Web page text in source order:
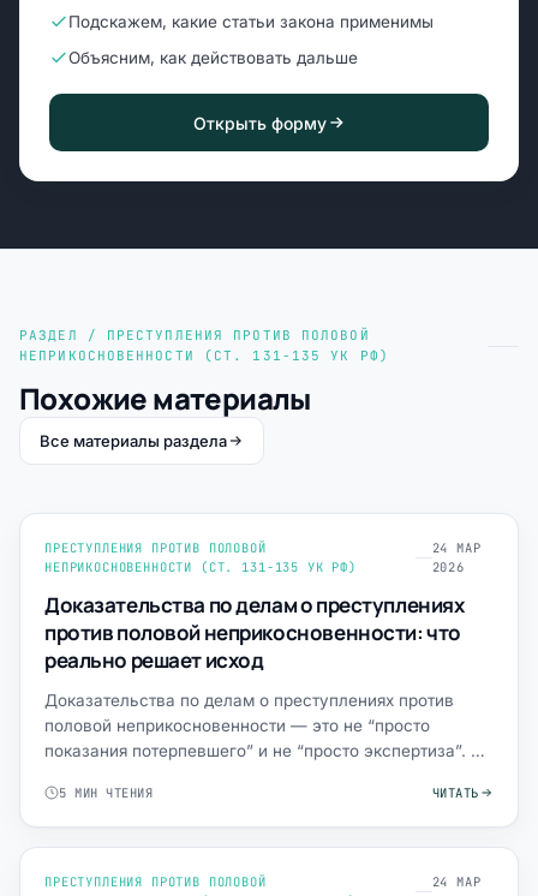
Подскажем, какие статьи закона применимы
Объясним, как действовать дальше
Открыть форму
РАЗДЕЛ / ПРЕСТУПЛЕНИЯ ПРОТИВ ПОЛОВОЙ
НЕПРИКОСНОВЕННОСТИ (СТ. 131-135 УК РФ)
Похожие материалы
Все материалы раздела
ПРЕСТУПЛЕНИЯ ПРОТИВ ПОЛОВОЙ
НЕПРИКОСНОВЕННОСТИ (СТ. 131-135 УК РФ)
24 МАР
2026
Доказательства по делам о преступлениях
против половой неприкосновенности: что
реально решает исход
Доказательства по делам о преступлениях против
половой неприкосновенности — это не “просто
показания потерпевшего” и не “просто экспертиза”. В
5 МИН ЧТЕНИЯ ЧИТАТЬ
ПРЕСТУПЛЕНИЯ ПРОТИВ ПОЛОВОЙ
24 МАР